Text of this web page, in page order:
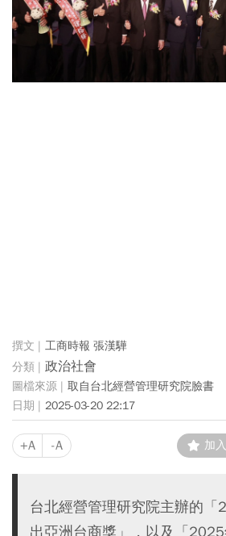
工商時報 張漢驊
政治社會
取自台北經營管理研究院臉書
2025-03-20 22:17
+A -A 加
台北經營管理研究院主辦的「
出亞洲台商獎」，以及「